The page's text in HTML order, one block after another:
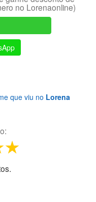
no Lorenaonline)
que viu no Lorena
4 stars
s.